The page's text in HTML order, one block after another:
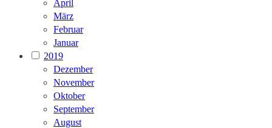
April
März
Februar
Januar
2019
Dezember
November
Oktober
September
August